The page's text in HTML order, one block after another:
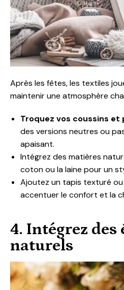
Après les fêtes, les textiles
maintenir une atmosphère
Troquez vos coussins
des versions neutres ou
apaisant.
Intégrez des matières
coton ou la laine pour un
Ajoutez un tapis texturé
accentuer le confort et la
4. Intégrez des
naturels